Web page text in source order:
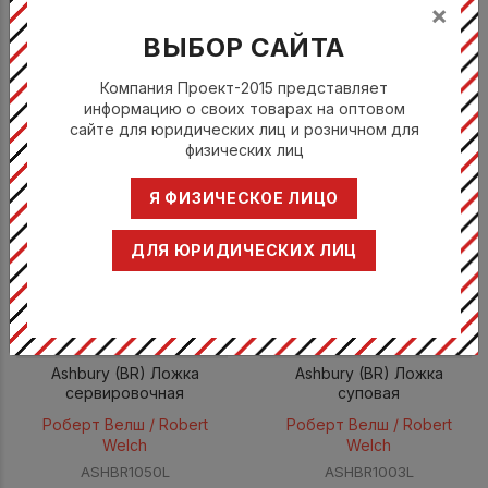
Welch
Цена по запросу
Роберт Велш / Robert
Цена по запросу
Ashbury (BR) Ложка
сервировочная
Роберт Велш / Robert
Welch
ASHBR1050L
Ashbury (BR) Ложка
суповая
Роберт Велш / Robert
Welch
ASHBR1003L
×
ВЫБОР САЙТА
Компания Проект-2015 представляет
информацию о своих товарах на оптовом
сайте для юридических лиц и розничном для
физических лиц
Я ФИЗИЧЕСКОЕ ЛИЦО
ДЛЯ ЮРИДИЧЕСКИХ ЛИЦ